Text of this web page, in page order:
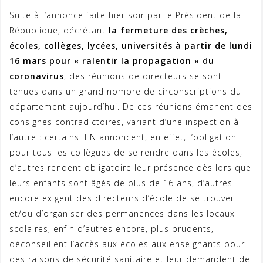
Suite à l’annonce faite hier soir par le Président de la
République, décrétant la fermeture des crèches,
écoles, collèges, lycées, universités à partir de lundi
16 mars pour « ralentir la propagation » du
coronavirus, des réunions de directeurs se sont
tenues dans un grand nombre de circonscriptions du
département aujourd’hui. De ces réunions émanent des
consignes contradictoires, variant d’une inspection à
l’autre : certains IEN annoncent, en effet, l’obligation
pour tous les collègues de se rendre dans les écoles,
d’autres rendent obligatoire leur présence dès lors que
leurs enfants sont âgés de plus de 16 ans, d’autres
encore exigent des directeurs d’école de se trouver
et/ou d’organiser des permanences dans les locaux
scolaires, enfin d’autres encore, plus prudents,
déconseillent l’accès aux écoles aux enseignants pour
des raisons de sécurité sanitaire et leur demandent de